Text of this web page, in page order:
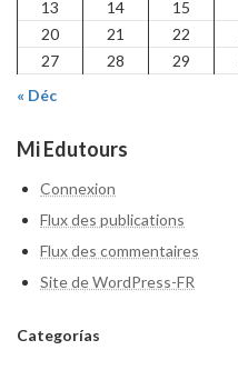
13
14 15
20
21 22
27
28 29
« Déc
Mi Edutours
Connexion
Flux des publications
Flux des commentaires
Site de WordPress-FR
Categorías